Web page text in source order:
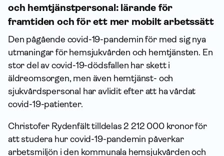
och hemtjänstpersonal: lärande för
framtiden och för ett mer mobilt arbetssätt
Den pågående covid-19-pandemin för med sig nya
utmaningar för hemsjukvården och hemtjänsten. En
stor del av covid-19-döds­fallen har skett i
äldreomsorgen, men även hemtjänst- och
sjukvårdspersonal har avlidit efter att ha vårdat
covid-19-patienter.
Christofer Rydenfält tilldelas 2 212 000 kronor för
att studera hur covid-19-pandemin påverkar
arbetsmiljön i den kommunala hemsjukvården och